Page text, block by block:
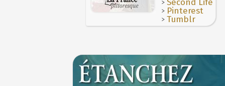
Second Life
> Pinterest
>Tumblr